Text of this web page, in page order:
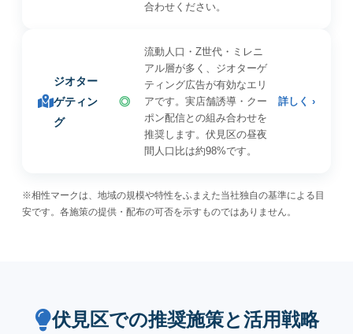
合わせください。
ジオター
ゲティン
グ
◎
流動人口・Z世代・ミレニ
アル層が多く、ジオターゲ
ティング広告が有効なエリ
アです。実店舗誘導・クー
ポン配信との組み合わせを
推奨します。伏見区の昼夜
間人口比は約98%です。
詳しく ›
※相性マークは、地域の規模や特性をふまえた当社独自の基準による目
安です。各施策の提供・配布の可否を示すものではありません。
伏見区での推奨施策と活用戦略